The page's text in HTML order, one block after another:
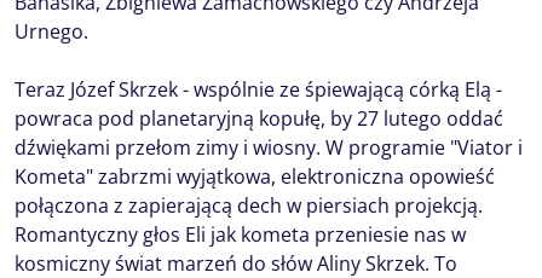
Urnego.
Teraz Józef Skrzek - wspólnie ze śpiewającą córką Elą -
powraca pod planetaryjną kopułę, by 27 lutego oddać
dźwiękami przełom zimy i wiosny. W programie "Viator i
Kometa" zabrzmi wyjątkowa, elektroniczna opowieść
połączona z zapierającą dech w piersiach projekcją.
Romantyczny głos Eli jak kometa przeniesie nas w
kosmiczny świat marzeń do słów Aliny Skrzek. To